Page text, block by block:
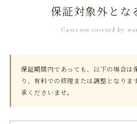
保証対象外とな
Cases not covered by
保証期間内であっても、以下の場合は
り、有料での修理または調整となりま
承くださいませ。